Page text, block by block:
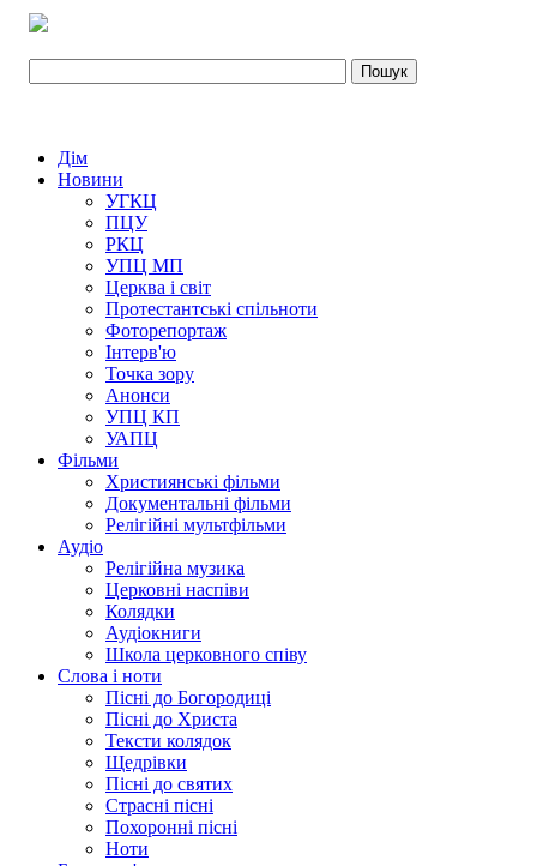
Дім
Новини
УГКЦ
ПЦУ
РКЦ
УПЦ МП
Церква і світ
Протестантські спільноти
Фоторепортаж
Інтерв'ю
Точка зору
Анонси
УПЦ КП
УАПЦ
Фільми
Християнські фільми
Документальні фільми
Релігійні мультфільми
Аудіо
Релігійна музика
Церковні наспіви
Колядки
Аудіокниги
Школа церковного співу
Слова і ноти
Пісні до Богородиці
Пісні до Христа
Тексти колядок
Щедрівки
Пісні до святих
Страсні пісні
Похоронні пісні
Ноти